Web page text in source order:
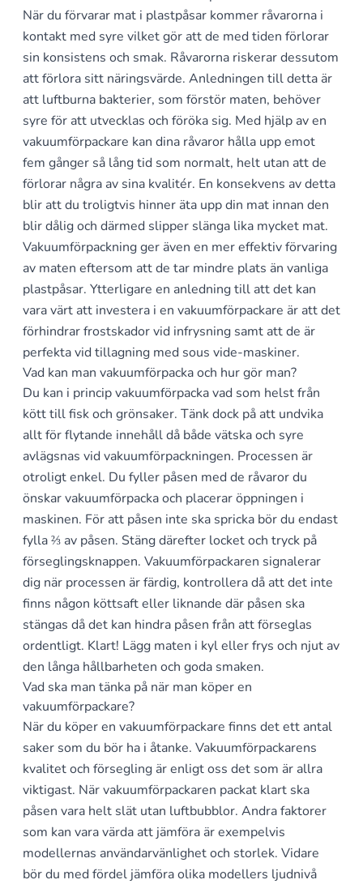
När du förvarar mat i plastpåsar kommer råvarorna i
kontakt med syre vilket gör att de med tiden förlorar
sin konsistens och smak. Råvarorna riskerar dessutom
att förlora sitt näringsvärde. Anledningen till detta är
att luftburna bakterier, som förstör maten, behöver
syre för att utvecklas och föröka sig. Med hjälp av en
vakuumförpackare kan dina råvaror hålla upp emot
fem gånger så lång tid som normalt, helt utan att de
förlorar några av sina kvalitér. En konsekvens av detta
blir att du troligtvis hinner äta upp din mat innan den
blir dålig och därmed slipper slänga lika mycket mat.
Vakuumförpackning ger även en mer effektiv förvaring
av maten eftersom att de tar mindre plats än vanliga
plastpåsar. Ytterligare en anledning till att det kan
vara värt att investera i en vakuumförpackare är att det
förhindrar frostskador vid infrysning samt att de är
perfekta vid tillagning med sous vide-maskiner.
Vad kan man vakuumförpacka och hur gör man?
Du kan i princip vakuumförpacka vad som helst från
kött till fisk och grönsaker. Tänk dock på att undvika
allt för flytande innehåll då både vätska och syre
avlägsnas vid vakuumförpackningen. Processen är
otroligt enkel. Du fyller påsen med de råvaror du
önskar vakuumförpacka och placerar öppningen i
maskinen. För att påsen inte ska spricka bör du endast
fylla ⅔ av påsen. Stäng därefter locket och tryck på
förseglingsknappen. Vakuumförpackaren signalerar
dig när processen är färdig, kontrollera då att det inte
finns någon köttsaft eller liknande där påsen ska
stängas då det kan hindra påsen från att förseglas
ordentligt. Klart! Lägg maten i kyl eller frys och njut av
den långa hållbarheten och goda smaken.
Vad ska man tänka på när man köper en
vakuumförpackare?
När du köper en vakuumförpackare finns det ett antal
saker som du bör ha i åtanke. Vakuumförpackarens
kvalitet och försegling är enligt oss det som är allra
viktigast. När vakuumförpackaren packat klart ska
påsen vara helt slät utan luftbubblor. Andra faktorer
som kan vara värda att jämföra är exempelvis
modellernas användarvänlighet och storlek. Vidare
bör du med fördel jämföra olika modellers ljudnivå